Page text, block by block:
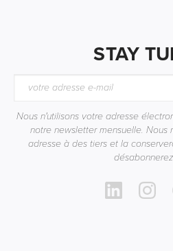
STAY
Nous n'utilisons votre adresse
notre newsletter mensuelle.
adresse à des tiers et la